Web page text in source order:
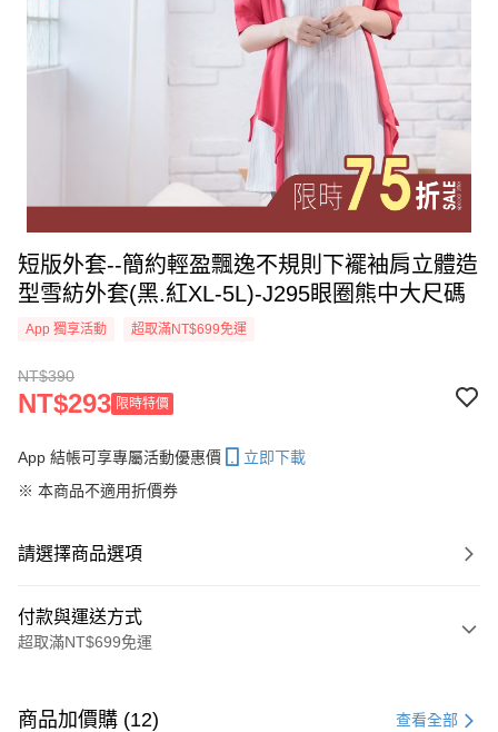
短版外套--簡約輕盈飄逸不規則下襬袖肩立體造
型雪紡外套(黑.紅XL-5L)-J295眼圈熊中大尺碼
App 獨享活動 超取滿NT$699免運
NT$390
NT$293 限時特價
App 結帳可享專屬活動優惠價
立即下載
※ 本商品不適用折價券
請選擇商品選項
付款與運送方式
超取滿NT$699免運
信用卡一次付款
商品加價購 (12) 查看全部